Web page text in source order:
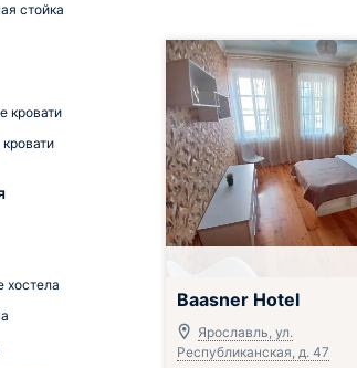
Baasner Hotel
Ярославль, ул.
Республиканская, д. 47
стойка
кровати
хостела